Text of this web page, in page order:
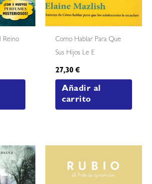
Reino
Como Hablar Para Que
Sus Hijos Le E
27,30€
Añadir al
carrito